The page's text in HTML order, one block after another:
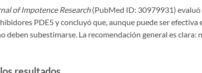
of Impotence Research(PubMed ID: 30979931) evaluó
PDE5 y concluyó que, aunque puede ser efectiva
deben subestimarse. La recomendación general es clara: